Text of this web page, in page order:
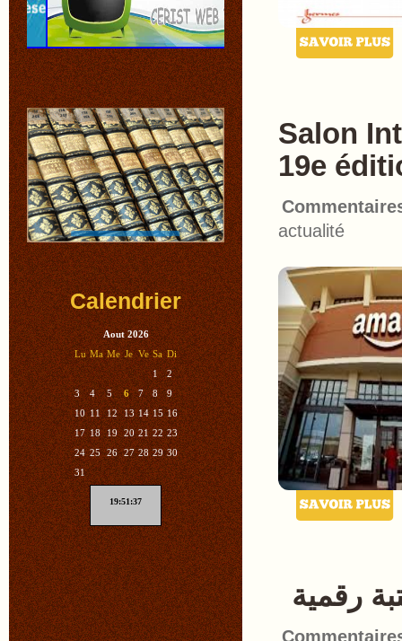
Salon
19e
actualité
رقمية
Calendrier
Aout 2026
Lu Ma Me Je Ve Sa Di
1
2
3
4 5 6 7 8
9
10 11 12 13 14 15 16
17 18 19 20 21 22 23
24 25 26 27 28 29 30
31
19:51:38